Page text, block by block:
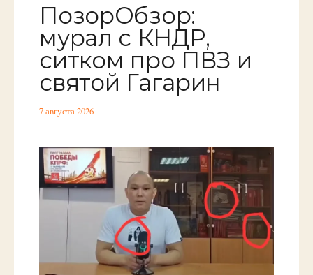
ПозорОбзор:
мурал с КНДР,
ситком про ПВЗ и
святой Гагарин
7 августа 2026